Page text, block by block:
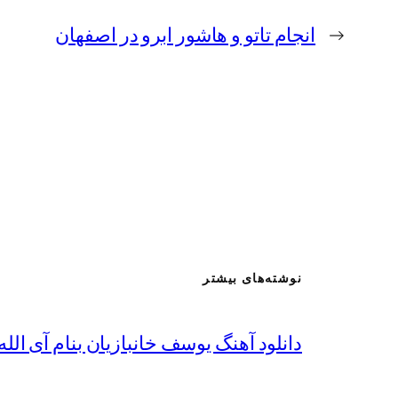
← انجام تاتو و هاشور ابرو در اصفهان
نوشته‌های بیشتر
دانلود آهنگ یوسف خانبازیان بنام آی